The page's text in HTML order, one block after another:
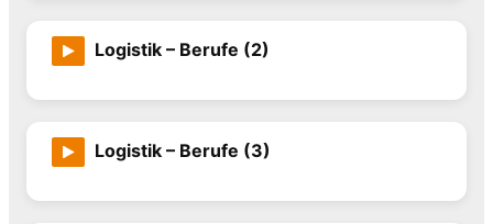
Logistik – Berufe (2)
Logistik – Berufe (3)